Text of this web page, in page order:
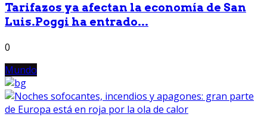
Tarifazos ya afectan la economía de San
Luis.Poggi ha entrado...
0
Mundo